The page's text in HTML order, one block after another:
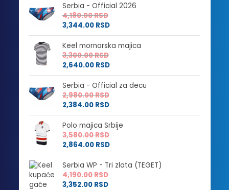
Serbia - Official 2026
4,180.00RSD
3,344.00 RSD
Keel mornarska majica
3,300.00RSD
2,640.00 RSD
Serbia - Official za decu
2,980.00RSD
2,384.00 RSD
Polo majica Srbije
3,580.00RSD
2,864.00 RSD
Serbia WP - Tri zlata (TEGET)
4,190.00RSD
3,352.00 RSD